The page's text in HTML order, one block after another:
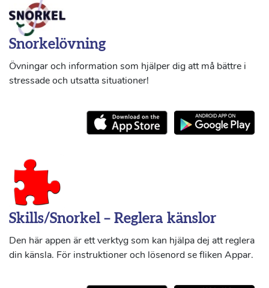
Snorkelövning
Övningar och information som hjälper dig att må bättre i
stressade och utsatta situationer!
Skills/Snorkel – Reglera känslor
Den här appen är ett verktyg som kan hjälpa dej att reglera
din känsla. För instruktioner och lösenord se fliken Appar.